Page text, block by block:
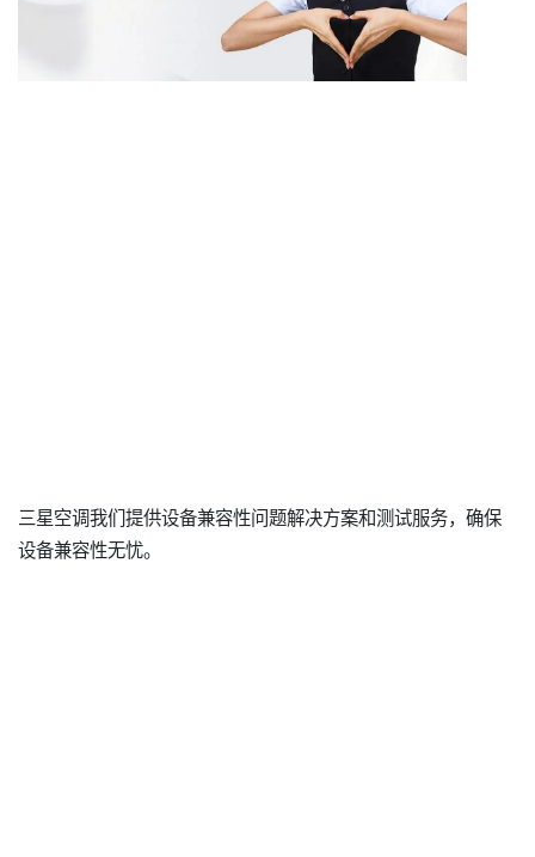
三星空调我们提供设备兼容性问题解决方案和测试服务，确保
设备兼容性无忧。